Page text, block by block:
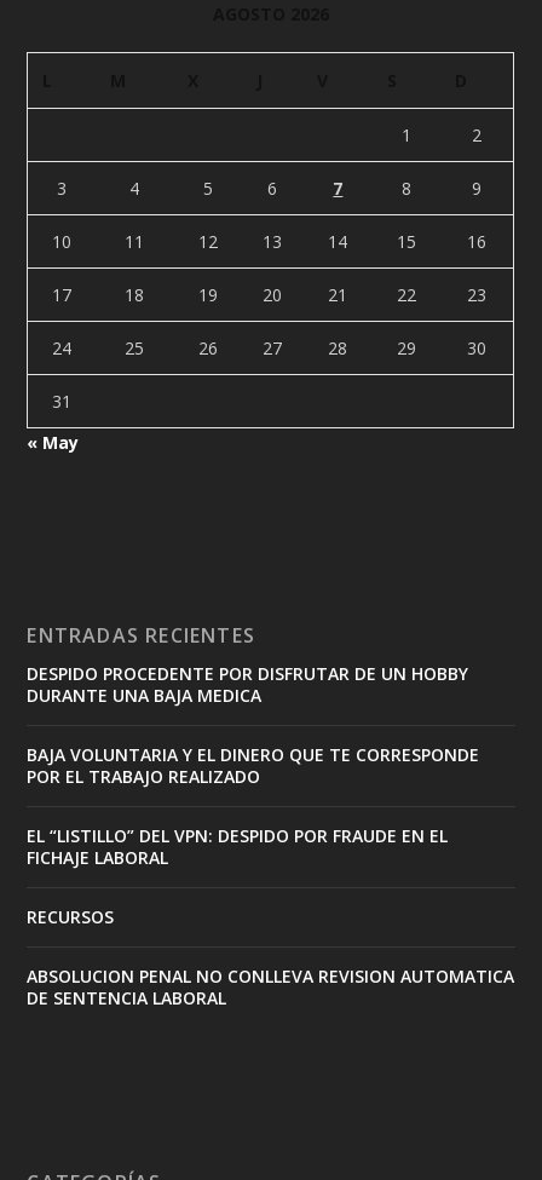
1 2
3 4 5 6 7 8 9
10 11 12 13 14 15 16
17 18 19 20 21 22 23
24 25 26 27 28 29 30
31
« May
ENTRADAS RECIENTES
DESPIDO PROCEDENTE POR DISFRUTAR DE UN HOBBY
DURANTE UNA BAJA MEDICA
BAJA VOLUNTARIA Y EL DINERO QUE TE CORRESPONDE
POR EL TRABAJO REALIZADO
EL “LISTILLO” DEL VPN: DESPIDO POR FRAUDE EN EL
FICHAJE LABORAL
RECURSOS
ABSOLUCION PENAL NO CONLLEVA REVISION AUTOMATICA
DE SENTENCIA LABORAL